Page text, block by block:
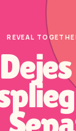
REVEAL